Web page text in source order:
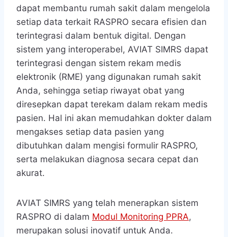
dapat membantu rumah sakit dalam mengelola
setiap data terkait RASPRO secara efisien dan
terintegrasi dalam bentuk digital. Dengan
sistem yang interoperabel, AVIAT SIMRS dapat
terintegrasi dengan sistem rekam medis
elektronik (RME) yang digunakan rumah sakit
Anda, sehingga setiap riwayat obat yang
diresepkan dapat terekam dalam rekam medis
pasien. Hal ini akan memudahkan dokter dalam
mengakses setiap data pasien yang
dibutuhkan dalam mengisi formulir RASPRO,
serta melakukan diagnosa secara cepat dan
akurat.
AVIAT SIMRS yang telah menerapkan sistem
RASPRO di dalam Modul Monitoring PPRA,
merupakan solusi inovatif untuk Anda.